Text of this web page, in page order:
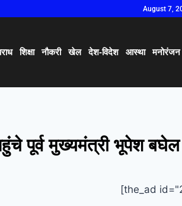
August 7,
शिक्षा नौकरी खेल देश-विदेश आस्था मनोरंजन
पूर्व मुख्यमंत्री भूपेश बघेल
[the_ad